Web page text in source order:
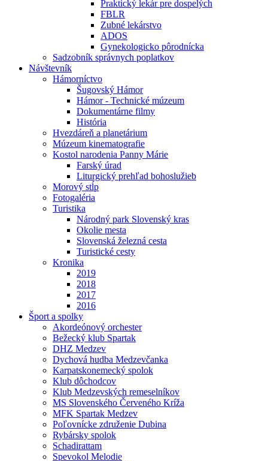
Praktický lekár pre dospelých
FBLR
Zubné lekárstvo
ADOS
Gynekologicko pôrodnícka
Sadzobník správnych poplatkov
Návštevník
Hámorníctvo
Šugovský Hámor
Hámor - Technické múzeum
Dokumentárne filmy
História
Hvezdáreň a planetárium
Múzeum kinematografie
Kostol narodenia Panny Márie
Farský úrad
Liturgický prehľad bohoslužieb
Morový stĺp
Fotogaléria
Turistika
Národný park Slovenský kras
Okolie mesta
Slovenská železná cesta
Turistické cesty
Kronika
2019
2018
2017
2016
Šport a spolky
Akordeónový orchester
Bežecký klub Spartak
DHZ Medzev
Dychová hudba Medzevčanka
Karpatskonemecký spolok
Klub dôchodcov
Klub Medzevských remeselníkov
MS Slovenského Červeného Kríža
MFK Spartak Medzev
Poľovnícke združenie Dubina
Rybársky spolok
Schadirattam
Spevokol Melodie